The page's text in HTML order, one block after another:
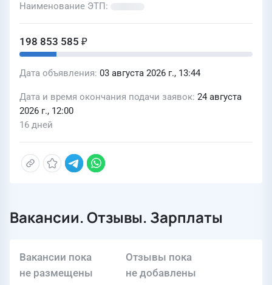
Наименование ЭТП
198 853 585 ₽
Дата объявления 03 августа 2026 г., 13:44
Дата и время окончания подачи заявок 24 августа
2026 г., 12:00
16 дней
Вакансии. Отзывы. Зарплаты
Вакансии пока
не размещены
Отзывы пока
не добавлены